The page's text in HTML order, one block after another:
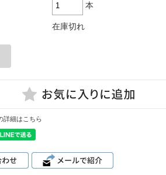
本
在庫切れ
詳細はこちら